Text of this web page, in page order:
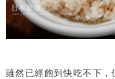
雖然已經飽到快吃不下